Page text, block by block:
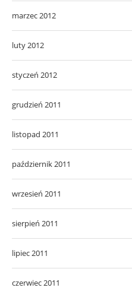
marzec 2012
luty 2012
styczeń 2012
grudzień 2011
listopad 2011
październik 2011
wrzesień 2011
sierpień 2011
lipiec 2011
czerwiec 2011